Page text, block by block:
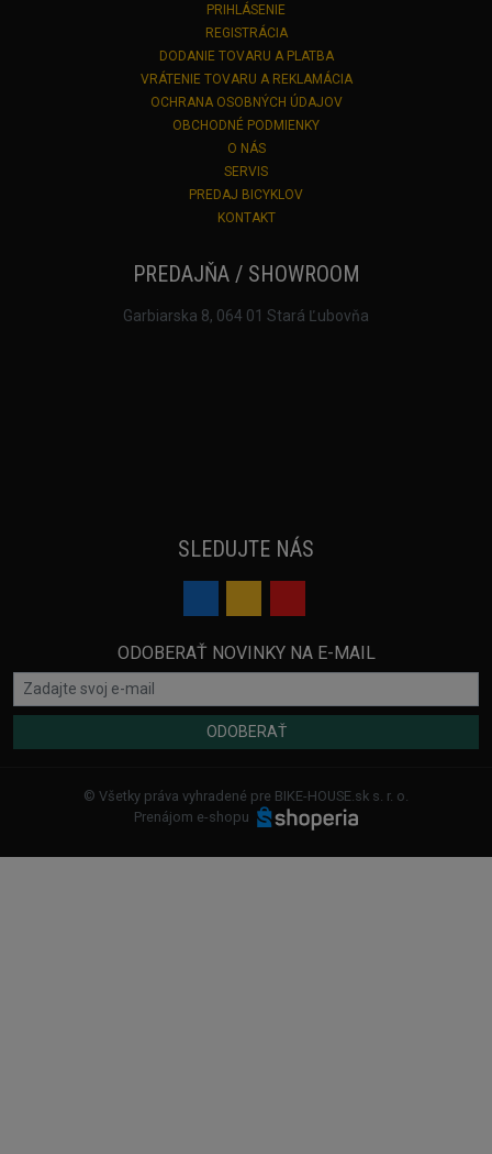
PRIHLÁSENIE
REGISTRÁCIA
DODANIE TOVARU A PLATBA
VRÁTENIE TOVARU A REKLAMÁCIA
OCHRANA OSOBNÝCH ÚDAJOV
OBCHODNÉ PODMIENKY
O NÁS
SERVIS
PREDAJ BICYKLOV
KONTAKT
PREDAJŇA / SHOWROOM
Garbiarska 8, 064 01 Stará Ľubovňa
SLEDUJTE NÁS
ODOBERAŤ NOVINKY NA E-MAIL
ODOBERAŤ
© Všetky práva vyhradené pre BIKE-HOUSE.sk s. r. o.
Prenájom e-shopu